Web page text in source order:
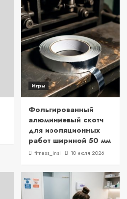
Игры
Фольгированный
алюминиевый скотч
для изоляционных
работ шириной 50 мм
fitness_insi 10 июля 2026